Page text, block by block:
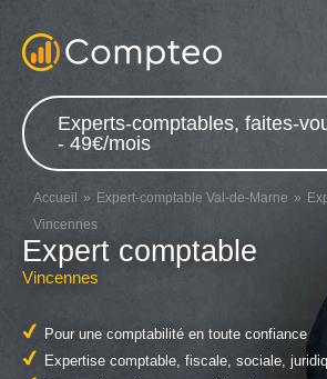
Experts-comptables, faites-
- 49€/mois
Accueil Expert-comptable Val-de-Marne
Vincennes
Expert comptable
Vincennes
Pour une comptabilité en toute confiance
Expertise comptable, fiscale, sociale,